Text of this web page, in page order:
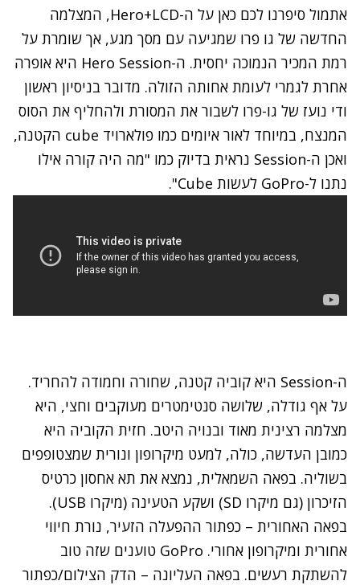
אתמול סיפרנו לכם כאן על ה-Hero+LCD, המצלמה
החדשה של גו פרו שמגיעה עם מסך מגע, אך שומרת על
רמת המכיר הנמוכה יחסית. ה-Hero Session היא אופרה
אחרת לגמרי לעומת אחותה הזולה. מדובר בניסיון ראשון
ודי נועז של גו-פרו לשבור את המסורת ולהחליף את הסוס
המנצח, במיוחד לאור איומים כמו פולארויד cube
הקטנה,
ואכן ה-Session נראית בדיוק כמו "מה היה קורה אילו
נתנו ל-GoPro לעשות Cube".
ה-Session היא קוביה קטנה, שחורה וחמודה להחריד.
על אף גודלה, שלושה סנטימטרים מעוקבים וחצי, היא
מצלמה רצינית מאוד ובנויה היטב. חזית הקוביה היא
כמובן העדשה, כולה, למעט מיקרופון ונורית שמצטופפים
בשוליה. בפאה השמאלית, נמצא את תא אחסון כרטיס
הזיכרון (גם מיקרו SD) ושקע הטעינה (מיקרו USB).
בפאה האחורית – כפתור ההפעלה הזעיר, נורת חיווי
אחורית ומיקרופון אחורי. GoPro טוענים שזה טוב
להשתקת רעשים. בפאה העליונה – הדק הצילום/כפתור